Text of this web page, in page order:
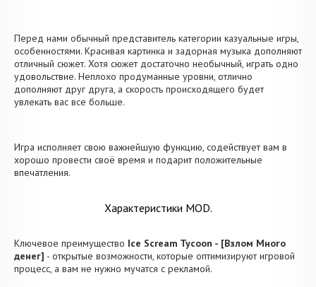
Перед нами обычный представитель категории казуальные игры,
особенностями. Красивая картинка и задорная музыка дополняют
отличный сюжет. Хотя сюжет достаточно необычный, играть одно
удовольствие. Неплохо продуманные уровни, отлично
дополняют друг друга, а скорость происходящего будет
увлекать вас все больше.
Игра исполняет свою важнейшую функцию, содействует вам в
хорошо провести своё время и подарит положительные
впечатления.
Характеристики MOD.
Ключевое преимущество Ice Scream Tycoon - [Взлом Много
денег] - открытые возможности, которые оптимизируют игровой
процесс, а вам не нужно мучатся с рекламой.